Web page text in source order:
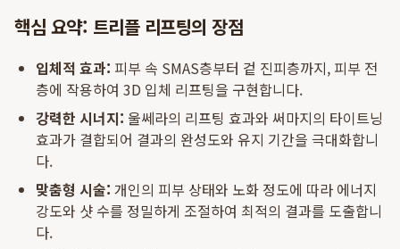
핵심 요약: 트리플 리프팅의 장점
입체적 효과: 피부 속 SMAS층부터 겉 진피층까지, 피부 전
층에 작용하여 3D 입체 리프팅을 구현합니다.
강력한 시너지: 울쎄라의 리프팅 효과와 써마지의 타이트닝
효과가 결합되어 결과의 완성도와 유지 기간을 극대화합니
다.
맞춤형 시술: 개인의 피부 상태와 노화 정도에 따라 에너지
강도와 샷 수를 정밀하게 조절하여 최적의 결과를 도출합니
다.